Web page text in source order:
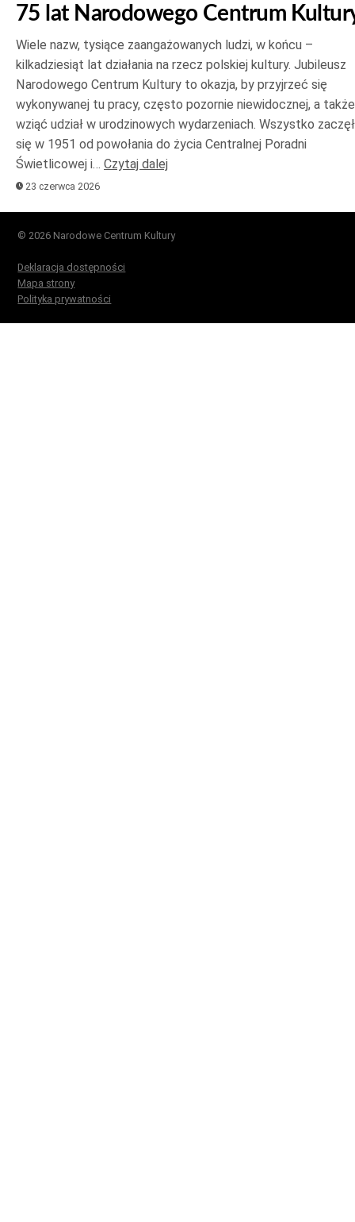
75 lat Narodowego Centrum
Wiele nazw, tysiące zaangażowanych ludzi, w końcu –
kilkadziesiąt lat działania na rzecz polskiej kultury. Jubileusz
Narodowego Centrum Kultury to okazja, by przyjrzeć się
wykonywanej tu pracy, często pozornie niewidocznej, a także
wziąć udział w urodzinowych wydarzeniach. Wszystko
się w 1951 od powołania do życia Centralnej Poradni
Świetlicowej i… Czytaj dalej
23 czerwca 2026
© 2026 Narodowe Centrum Kultury
Deklaracja dostępności
Mapa strony
Polityka prywatności